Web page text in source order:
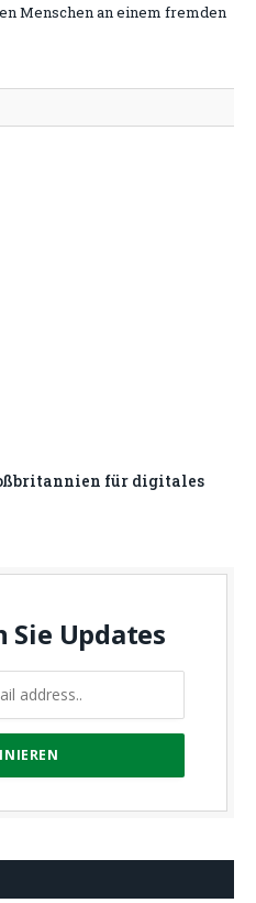
Menschen an einem fremden
für digitales
Updates